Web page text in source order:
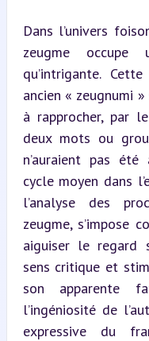
Dans l’univers
zeugme occupe
qu’intrigante.
ancien « zeugnumi
à rapprocher, par
deux mots ou
n’auraient pas
cycle moyen dans
l’analyse des
zeugme, s’impose
aiguiser le regard
sens critique et
son apparente
l’ingéniosité de
expressive du